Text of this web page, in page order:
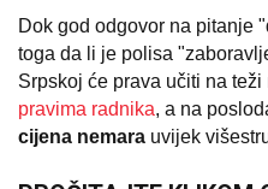
Dok god odgovor na pitanje
toga da li je polisa
Srpskoj će prava učiti na
pravima radnika, a na
cijena nemara uvijek